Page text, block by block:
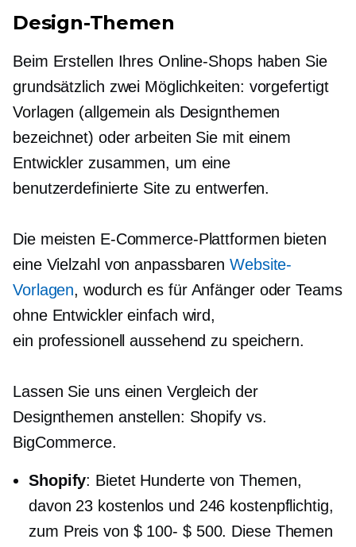
Design-Themen
Beim Erstellen Ihres Online-Shops haben Sie
grundsätzlich zwei Möglichkeiten: vorgefertigt
Vorlagen (allgemein als Designthemen
bezeichnet) oder arbeiten Sie mit einem
Entwickler zusammen, um eine
benutzerdefinierte Site zu entwerfen.
Die meisten E-Commerce-Plattformen bieten
eine Vielzahl von anpassbaren Website-
Vorlagen, wodurch es für Anfänger oder Teams
ohne Entwickler einfach wird,
ein professionell aussehend zu speichern.
Lassen Sie uns einen Vergleich der
Designthemen anstellen: Shopify vs.
BigCommerce.
Shopify: Bietet Hunderte von Themen,
davon 23 kostenlos und 246 kostenpflichtig,
zum Preis von $ 100- $ 500. Diese Themen